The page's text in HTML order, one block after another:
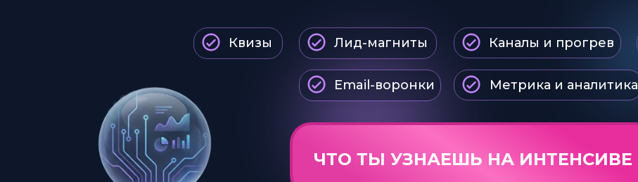
Квизы
ЧТО ТЫ УЗНАЕШЬ НА ИНТЕНСИВЕ
Лид-магниты Каналы и прогрев
Email-воронки Метрика и аналитика